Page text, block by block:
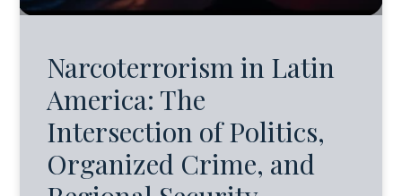
Narcoterrorism in Latin
America: The
Intersection of Politics,
Organized Crime, and